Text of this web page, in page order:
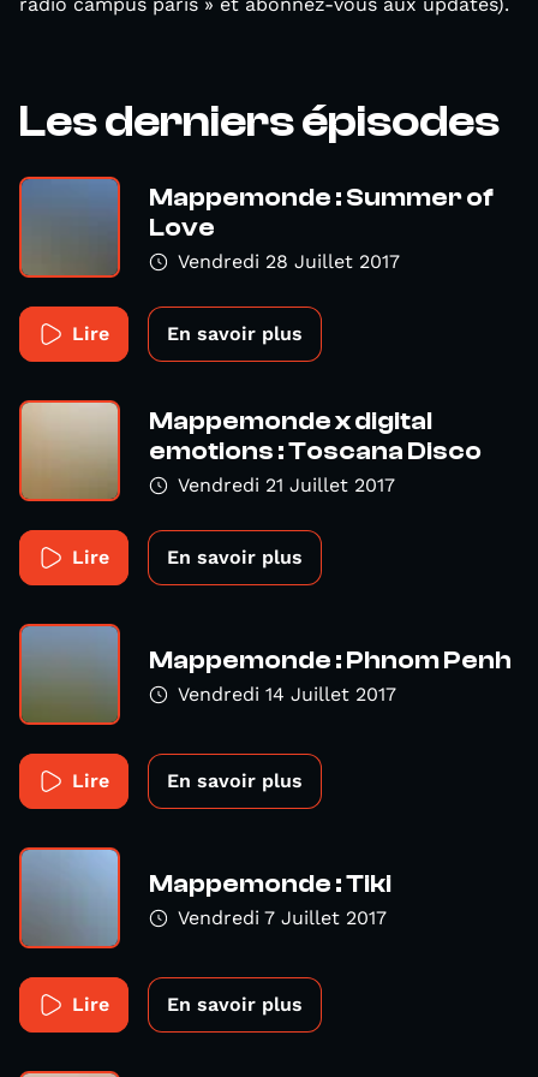
Les derniers épisodes
Mappemonde : Summer of
Love
Vendredi 28 Juillet 2017
Lire En savoir plus
Mappemonde x digital
emotions : Toscana Disco
Vendredi 21 Juillet 2017
Lire En savoir plus
Mappemonde : Phnom Penh
Vendredi 14 Juillet 2017
Lire En savoir plus
Mappemonde : Tiki
Vendredi 7 Juillet 2017
Lire En savoir plus